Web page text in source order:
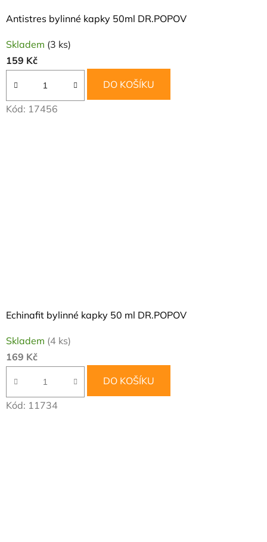
Antistres bylinné kapky 50ml DR.POPOV
Skladem (3 ks)
159 Kč
DO KOŠÍKU
Kód: 17456
Echinafit bylinné kapky 50 ml DR.POPOV
Skladem (4 ks)
169 Kč
DO KOŠÍKU
Kód: 11734